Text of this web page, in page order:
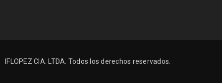
IFLOPEZ CIA. LTDA. Todos los derechos reservados.